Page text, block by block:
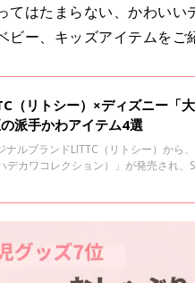
てはたまらない、かわい
ビー、キッズアイテムをご
（リトシー）×ディズニー「
派手かわアイテム4選
ナルブランドLITTC（リトシー）から
デカワコレクション）」が発売され